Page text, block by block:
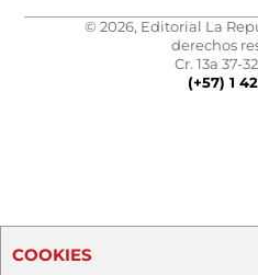
© 2026, Editorial La
derechos
Cr. 13a 37-
(+57) 1
COOKIES